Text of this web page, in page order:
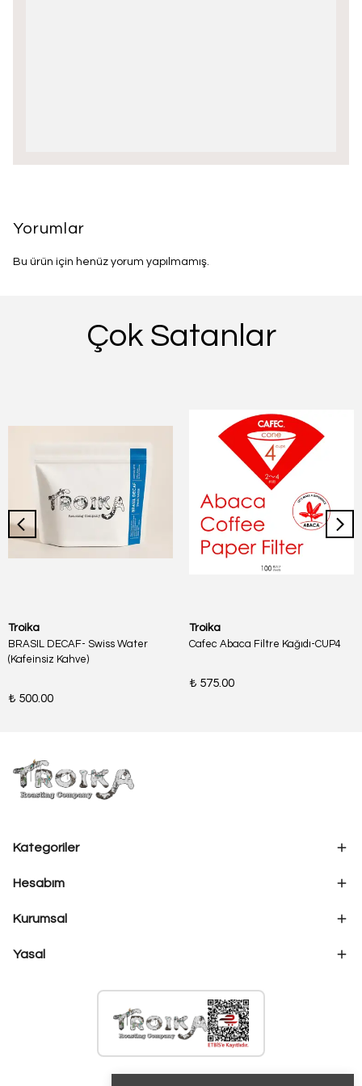
Yorumlar
Bu ürün için henüz yorum yapılmamış.
Çok Satanlar
Troika
BRASIL DECAF- Swiss Water
(Kafeinsiz Kahve)
₺ 500.00
Troika
Cafec Abaca Filtre Kağıdı-CUP4
₺ 575.00
Kategoriler
Hesabım
Kurumsal
Yasal